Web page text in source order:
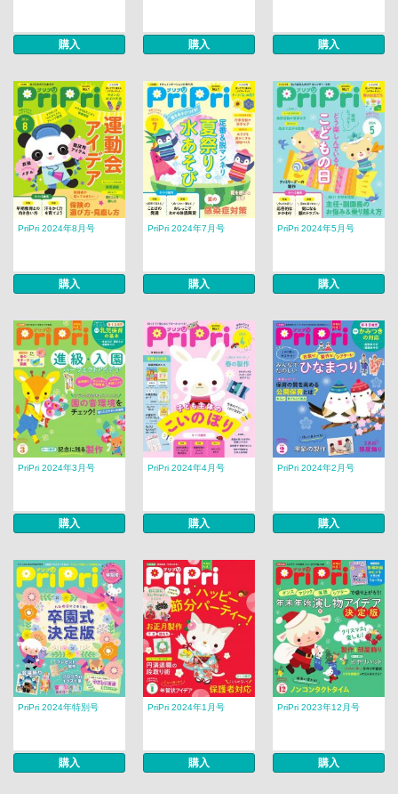
購入 購入 購入
PriPri 2024年8月号
購入
PriPri 2024年7月号
購入
PriPri 2024年5月号
購入
PriPri 2024年3月号
購入
PriPri 2024年4月号
購入
PriPri 2024年2月号
購入
PriPri 2024年特別号
購入
PriPri 2024年1月号
購入
PriPri 2023年12月号
購入